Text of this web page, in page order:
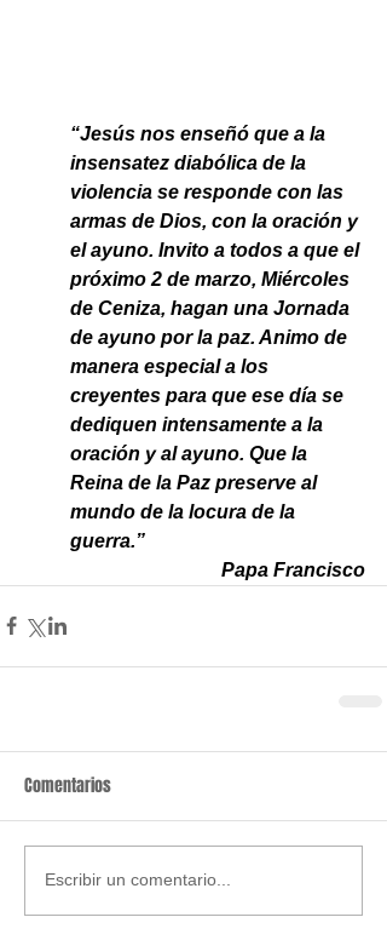
“Jesús nos enseñó que a la
insensatez diabólica de la
violencia se responde con las
armas de Dios, con la oración y
el ayuno. Invito a todos a que el
próximo 2 de marzo, Miércoles
de Ceniza, hagan una Jornada
de ayuno por la paz. Animo de
manera especial a los
creyentes para que ese día se
dediquen intensamente a la
oración y al ayuno. Que la
Reina de la Paz preserve al
mundo de la locura de la
guerra.”
Papa Francisco
Comentarios
Escribir un comentario...